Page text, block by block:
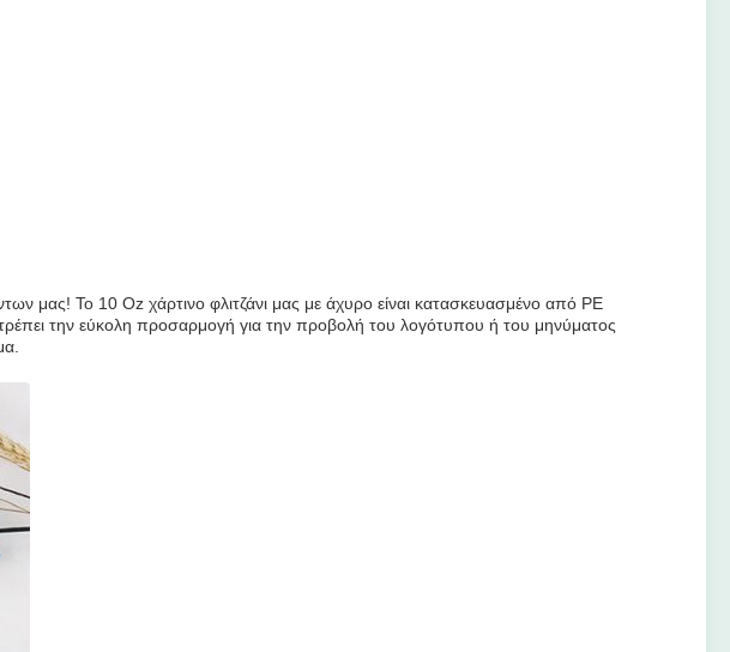
μας! Το 10 Oz χάρτινο φλιτζάνι μας με άχυρο είναι κατασκευασμένο από PE
την εύκολη προσαρμογή για την προβολή του λογότυπου ή του μηνύματος